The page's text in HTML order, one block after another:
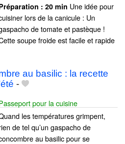
: 20 min Une idée pour
lors de la canicule : Un
de tomate et pastèque !
soupe froide est facile et rapide
au basilic : la recette
-
pour la cuisine
les températures grimpent,
de tel qu’un gaspacho de
au basilic pour se